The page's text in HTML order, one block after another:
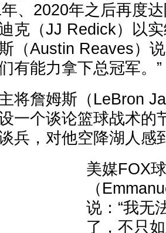
、2020年之后再度
克（JJ Redick）以
（Austin Reaves）
有能力拿下总冠军。”
将詹姆斯（LeBron
一个谈论篮球战术的
兵，对他空降湖人感
美媒FOX
（
说：“我无
了，不只